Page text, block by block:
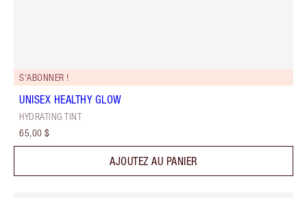
S'ABONNER !
UNISEX HEALTHY GLOW
HYDRATING TINT
65,00 $
AJOUTEZ AU PANIER